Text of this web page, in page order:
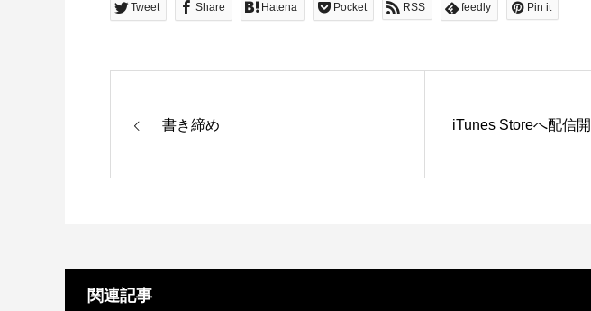
Tweet Share Hatena Pocket RSS feedly Pin it
書き締め iTunes Storeへ配信
関連記事